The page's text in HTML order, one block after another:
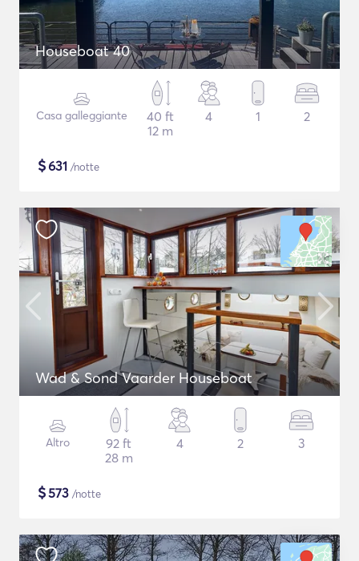
Houseboat 40
Casa galleggiante
40 ft
12 m
4 1 2
$631 /notte
Wad & Sond Vaarder Houseboat
Altro
92 ft
28 m
4 2 3
$573 /notte